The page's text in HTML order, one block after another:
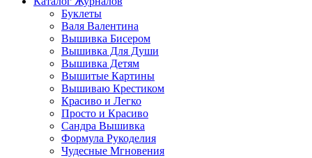
Буклеты
Валя Валентина
Вышивка Бисером
Вышивка Для Души
Вышивка Детям
Вышитые Картины
Вышиваю Крестиком
Красиво и Легко
Просто и Красиво
Сандра Вышивка
Формула Рукоделия
Чудесные Мгновения